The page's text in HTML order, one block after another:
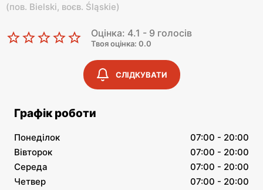
(пов. Bielski, воєв. Śląskie)
Оцінка: 4.1 - 9 голосів
Твоя оцінка: 0.0
СЛІДКУВАТИ
Графік роботи
Понеділок
07:00 - 20:00
Вівторок
07:00 - 20:00
Середа
07:00 - 20:00
Четвер
07:00 - 20:00